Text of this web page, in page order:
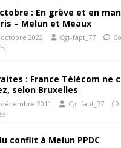
: En grève et en
– Melun et Meaux
octobre 2022 Cgt-fapt_77
: France Télécom ne
selon Bruxelles
2011 Cgt-fapt_77
conflit à Melun PPDC